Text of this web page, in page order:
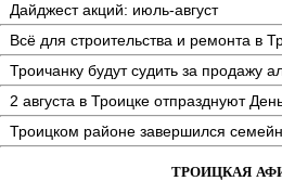
Дайджест акций: июль-август
Всё для строительства и ремонта в
Троичанку будут судить за продажу
2 августа в Троицке отпразднуют
Троицком районе завершился
ТРОИЦКАЯ